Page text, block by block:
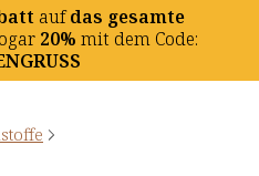
aufdas gesamte
20% mit dem Code: